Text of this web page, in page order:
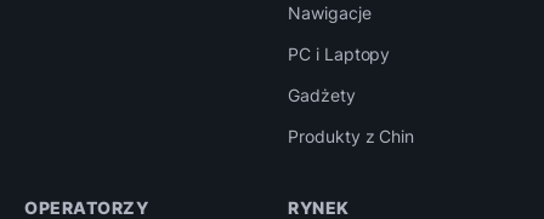
Nawigacje
PC i Laptopy
Gadżety
Produkty z Chin
OPERATORZY RYNEK